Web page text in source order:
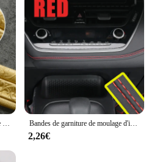
Bandes de garniture de moulage d'intérieur en Pu, Style universel de voiture, bricolage, Flexible, accessoires de voiture, bande tressée de décoration, autocollant de tableau de bord Autocollant auto-adhésif
2,26€